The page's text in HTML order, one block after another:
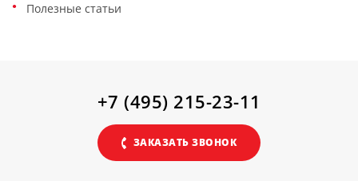
Полезные статьи
+7 (495) 215-23-11
ЗАКАЗАТЬ ЗВОНОК